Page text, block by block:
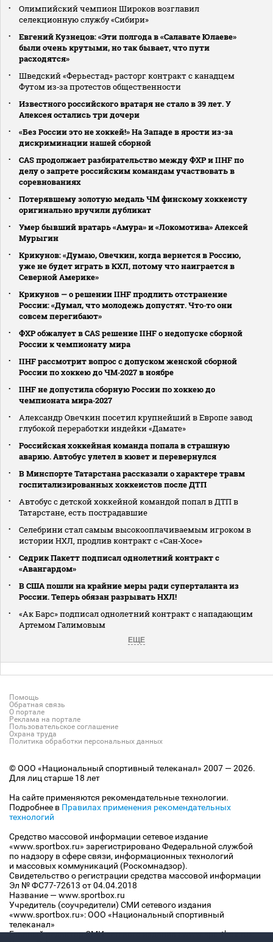
Олимпийский чемпион Широков возглавил
селекционную службу «Сибири»
Евгений Кузнецов: «Эти полгода в «Салавате Юлаеве»
были очень крутыми, но так бывает, что пути
расходятся»
Шведский «Ферьестад» расторг контракт с канадцем
Футом из‑за протестов общественности
Известного российского вратаря не стало в 39 лет. У
Алексея остались три дочери
«Без России это не хоккей!» На Западе в ярости из-за
дискриминации нашей сборной
CAS продолжает разбирательство между ФХР и IIHF по
делу о запрете российским командам участвовать в
соревнованиях
Потерявшему золотую медаль ЧМ финскому хоккеисту
оригинально вручили дубликат
Умер бывший вратарь «Амура» и «Локомотива» Алексей
Мурыгин
Крикунов: «Думаю, Овечкин, когда вернется в Россию,
уже не будет играть в КХЛ, потому что наиграется в
Северной Америке»
Крикунов — о решении IIHF продлить отстранение
России: «Думал, что молодежь допустят. Что‑то они
совсем перегибают»
ФХР обжалует в CAS решение IIHF о недопуске сборной
России к чемпионату мира
IIHF рассмотрит вопрос с допуском женской сборной
России по хоккею до ЧМ‑2027 в ноябре
IIHF не допустила сборную России по хоккею до
чемпионата мира‑2027
Александр Овечкин посетил крупнейший в Европе завод
глубокой переработки индейки «Дамате»
Российская хоккейная команда попала в страшную
аварию. Автобус улетел в кювет и перевернулся
В Минспорте Татарстана рассказали о характере травм
госпитализированных хоккеистов после ДТП
Автобус с детской хоккейной командой попал в ДТП в
Татарстане, есть пострадавшие
Селебрини стал самым высокооплачиваемым игроком в
истории НХЛ, продлив контракт с «Сан‑Хосе»
Седрик Пакетт подписал однолетний контракт с
«Авангардом»
В США пошли на крайние меры ради суперталанта из
России. Теперь обязан разрывать НХЛ!
«Ак Барс» подписал однолетний контракт с нападающим
Артемом Галимовым
ЕЩЕ
Помощь
Обратная связь
О портале
Реклама на портале
Пользовательское соглашение
Охрана труда
Политика обработки персональных данных
© ООО «Национальный спортивный телеканал» 2007 — 2026.
Для лиц старше 18 лет
На сайте применяются рекомендательные технологии.
Подробнее в Правилах применения рекомендательных
технологий
Средство массовой информации сетевое издание
«www.sportbox.ru» зарегистрировано Федеральной службой
по надзору в сфере связи, информационных технологий
и массовых коммуникаций (Роскомнадзор).
Свидетельство о регистрации средства массовой информации
Эл № ФС77-72613 от 04.04.2018
Название — www.sportbox.ru
Учредитель (соучредители) СМИ сетевого издания
«www.sportbox.ru»: ООО «Национальный спортивный
телеканал»
Главный редактор СМИ сетевого издания «www.sportbox.ru»: